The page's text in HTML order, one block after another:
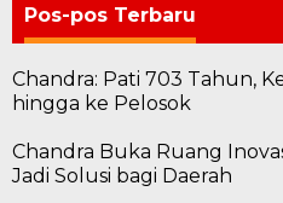
Pos-pos Terbaru
Chandra: Pati 703 Tahun,
hingga ke Pelosok
Chandra Buka Ruang
Jadi Solusi bagi Daerah